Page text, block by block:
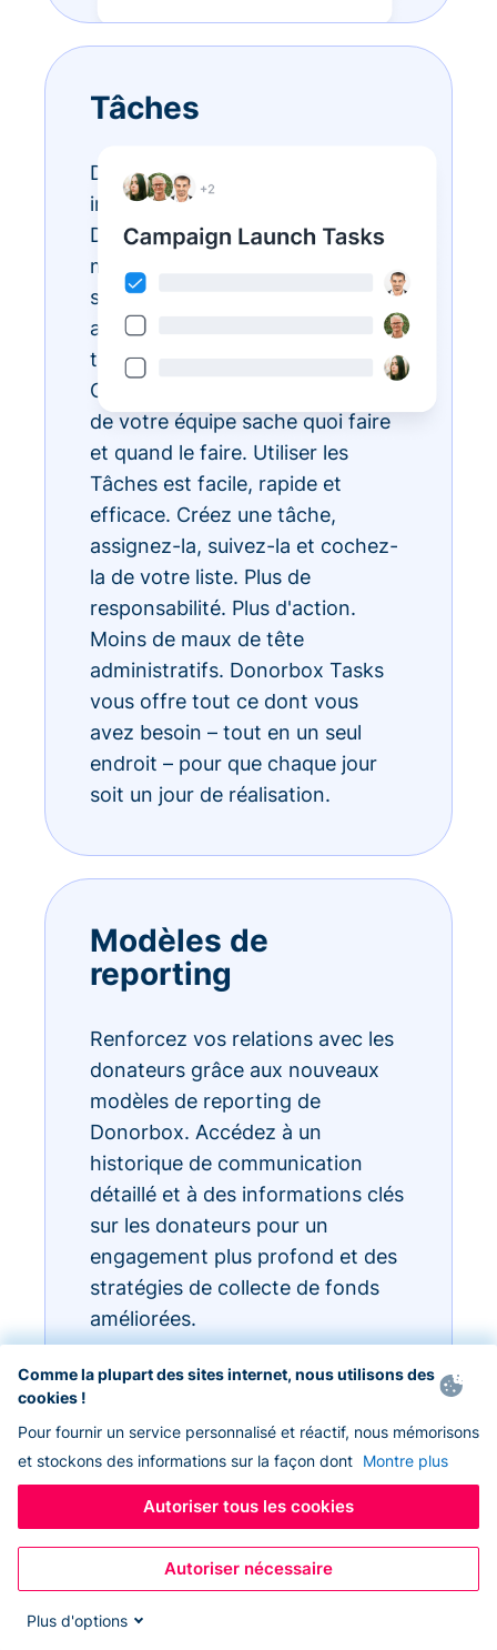
Tâches
Des listes de tâches
interminables ? Réalisez-les avec
Donorbox Tasks. Vous pouvez
maintenant organiser, prioriser et
simplifier toutes vos tâches
administratives quotidiennes, le
tout au sein de l'écosystème
CRM, pour que chaque membre
de votre équipe sache quoi faire
et quand le faire. Utiliser les
Tâches est facile, rapide et
efficace. Créez une tâche,
assignez-la, suivez-la et cochez-
la de votre liste. Plus de
responsabilité. Plus d'action.
Moins de maux de tête
administratifs. Donorbox Tasks
vous offre tout ce dont vous
avez besoin – tout en un seul
endroit – pour que chaque jour
soit un jour de réalisation.
Modèles de
reporting
Renforcez vos relations avec les
donateurs grâce aux nouveaux
modèles de reporting de
Donorbox. Accédez à un
historique de communication
détaillé et à des informations clés
sur les donateurs pour un
engagement plus profond et des
stratégies de collecte de fonds
améliorées.
Comme la plupart des sites internet, nous utilisons des
cookies !
Pour fournir un service personnalisé et réactif, nous mémorisons
et stockons des informations sur la façon dont Montre plus
Autoriser tous les cookies
Autoriser nécessaire
Plus d'options